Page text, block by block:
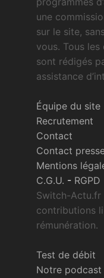
une
sur le site,
vous. Tous
sont rédigés
assistance
Équipe du site
Recrutement
Contact
Contact
Mentions
C.G.U. - RGPD
Switch-Actu.fr
contributions
rémunération.
Test de débit
Notre podcast